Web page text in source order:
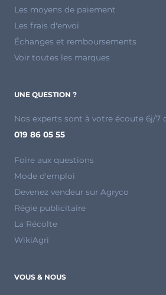
Les moyens de paiement
Les frais d'envoi
Échanges et remboursements
Voir toutes les marques
UNE QUESTION ?
Nos experts sont à votre écoute 6j/7
019 86 05 55
Foire aux questions
Mode d'emploi
Devenez vendeur sur Agryco
Régie publicitaire
La Récolte
WikiAgri
VOUS & NOUS